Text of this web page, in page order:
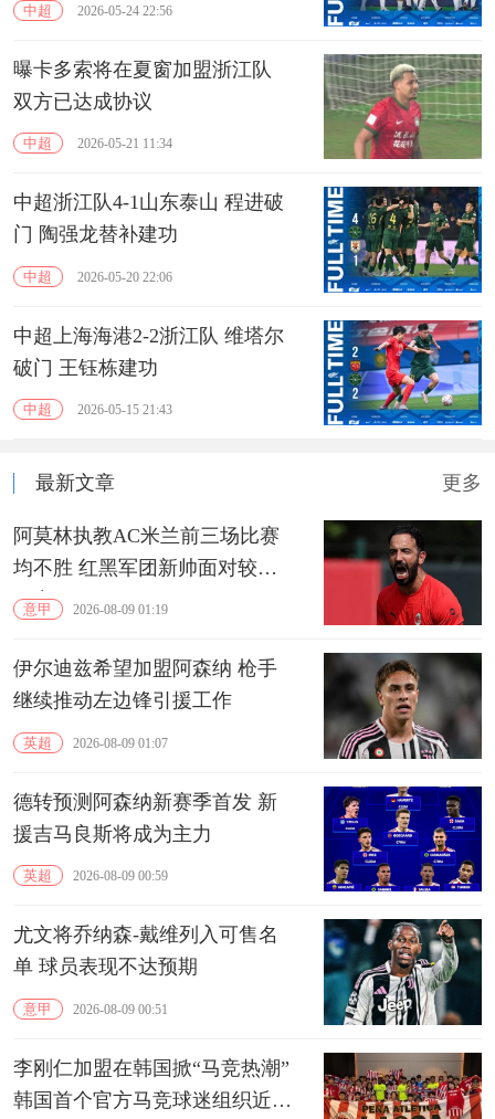
中超 2026-05-24 22:56
曝卡多索将在夏窗加盟浙江队
双方已达成协议
中超 2026-05-21 11:34
中超浙江队4-1山东泰山 程进破
门 陶强龙替补建功
中超 2026-05-20 22:06
中超上海海港2-2浙江队 维塔尔
破门 王钰栋建功
中超 2026-05-15 21:43
最新文章 更多
阿莫林执教AC米兰前三场比赛
均不胜 红黑军团新帅面对较大
压力
意甲 2026-08-09 01:19
伊尔迪兹希望加盟阿森纳 枪手
继续推动左边锋引援工作
英超 2026-08-09 01:07
德转预测阿森纳新赛季首发 新
援吉马良斯将成为主力
英超 2026-08-09 00:59
尤文将乔纳森-戴维列入可售名
单 球员表现不达预期
意甲 2026-08-09 00:51
李刚仁加盟在韩国掀“马竞热潮”
韩国首个官方马竞球迷组织近期